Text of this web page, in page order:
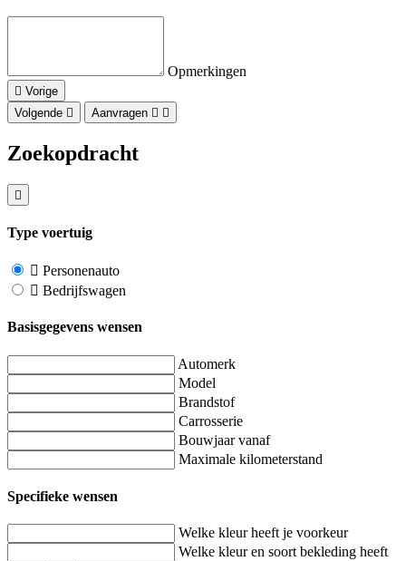
Opmerkingen
Vorige
Volgende
Aanvragen
Zoekopdracht
Type voertuig
Personenauto
Bedrijfswagen
Basisgegevens wensen
Automerk
Model
Brandstof
Carrosserie
Bouwjaar vanaf
Maximale kilometerstand
Specifieke wensen
Welke kleur heeft je voorkeur
Welke kleur en soort bekleding heeft